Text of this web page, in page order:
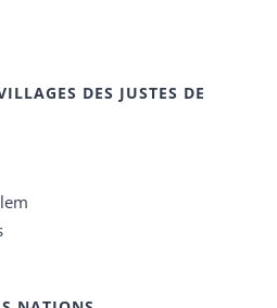
DES JUSTES DE